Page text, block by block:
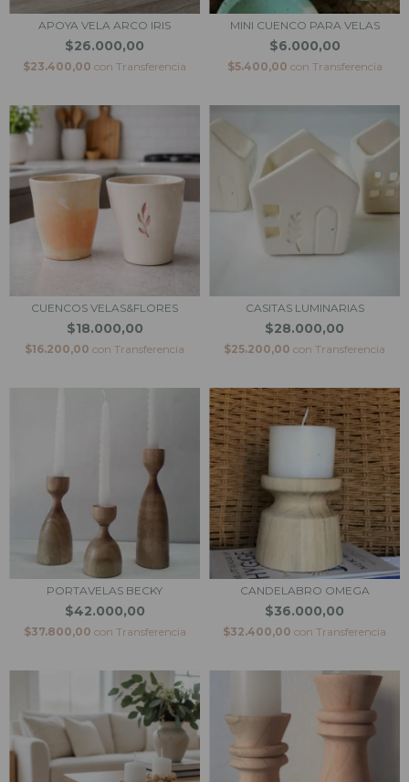
APOYA VELA ARCO IRIS
$26.000,00
$23.400,00 con Transferencia
MINI CUENCO PARA VELAS
$6.000,00
$5.400,00 con Transferencia
CUENCOS VELAS&FLORES
$18.000,00
$16.200,00 con Transferencia
CASITAS LUMINARIAS
$28.000,00
$25.200,00 con Transferencia
PORTAVELAS BECKY
$42.000,00
$37.800,00 con Transferencia
CANDELABRO OMEGA
$36.000,00
$32.400,00 con Transferencia